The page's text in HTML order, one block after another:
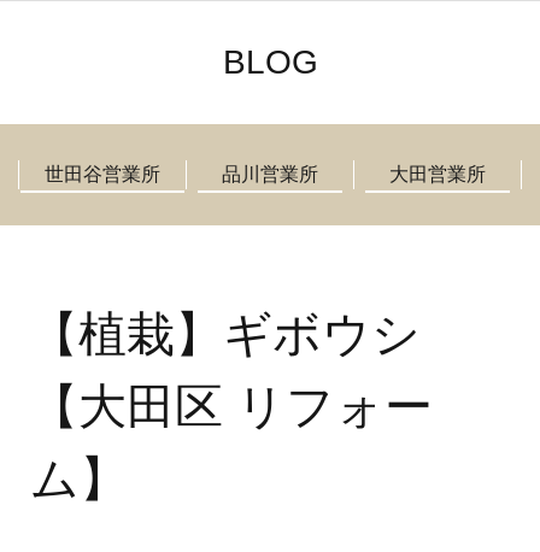
BLOG
世田谷営業所 品川営業所 大田営業所
【植栽】ギボウシ
【大田区 リフォー
ム】